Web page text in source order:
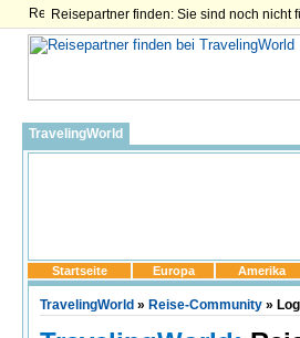
Reisepartner finden: Sie sind noch nicht
TravelingWorld
Startseite Europa Amerika
TravelingWorld » Reise-Community »